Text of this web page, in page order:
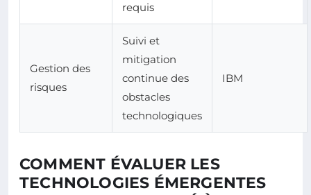
requis
Gestion des
risques
Suivi et
mitigation
continue des
obstacles
technologiques
IBM
COMMENT ÉVALUER LES
TECHNOLOGIES ÉMERGENTES